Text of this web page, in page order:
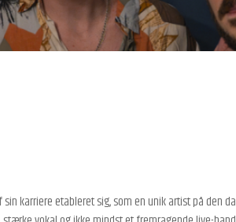
karriere etableret sig, som en unik artist på den